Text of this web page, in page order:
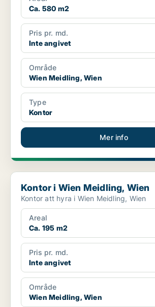
Ca. 580 m2
Pris pr. md.
Inte angivet
Område
Wien Meidling, Wien
Type
Kontor
Mer info
Kontor i Wien Meidling, Wien
Kontor i Wien Meidling, Wien
Kontor att hyra i Wien Meidling, Wien
Areal
Ca. 195 m2
Pris pr. md.
Inte angivet
Område
Wien Meidling, Wien